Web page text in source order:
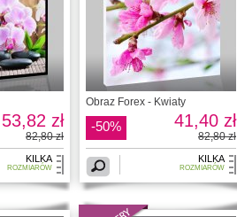
53,82 zł
82,80 zł
KILKA
ROZMIARÓW
Obraz Forex - Kwiaty
-50% 41,40 zł
82,80 zł
KILKA
ROZMIARÓW